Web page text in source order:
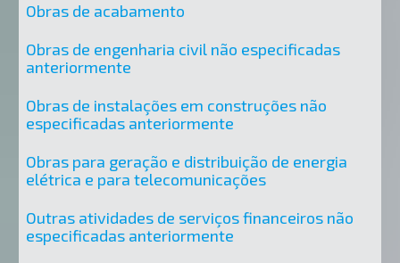
Obras de acabamento
Obras de engenharia civil não especificadas
anteriormente
Obras de instalações em construções não
especificadas anteriormente
Obras para geração e distribuição de energia
elétrica e para telecomunicações
Outras atividades de serviços financeiros não
especificadas anteriormente